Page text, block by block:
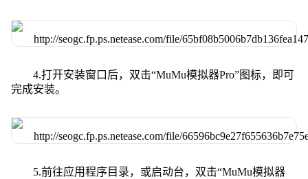
4.打开安装窗口后，双击“MuMu模拟器Pro”图标，即可
完成安装。
5.前往应用程序目录，或启动台，双击“MuMu模拟器